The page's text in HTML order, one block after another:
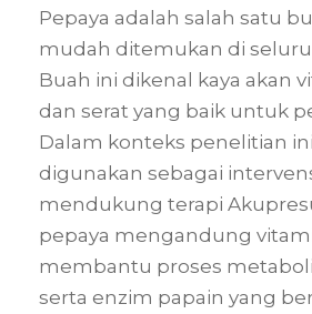
Pepaya adalah salah satu
mudah ditemukan di
Buah ini dikenal kaya akan
dan serat yang baik untuk
Dalam konteks penelitian
digunakan sebagai
mendukung terapi
pepaya mengandung
membantu proses
serta enzim papain yang